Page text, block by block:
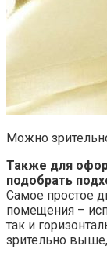
Можно
Также для
подобрать
Самое простое
помещения –
так и
зрительно